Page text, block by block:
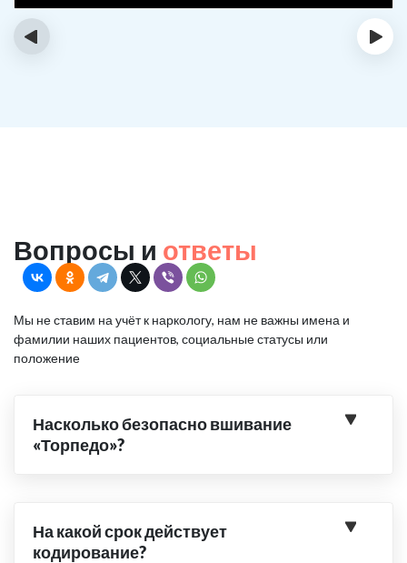
‹ ›
Вопросы и ответы
Мы не ставим на учёт к наркологу, нам не важны имена и
фамилии наших пациентов, социальные статусы или
положение
Насколько безопасно вшивание
«Торпедо»?
На какой срок действует
кодирование?